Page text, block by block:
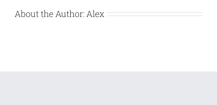
About the Author: Alex